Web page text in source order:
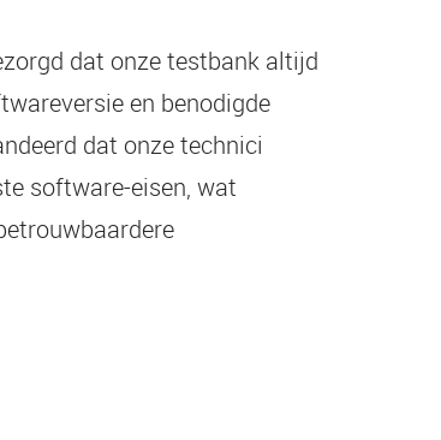
dat onze testbank altijd
en benodigde
dat onze technici
software-eisen, wat